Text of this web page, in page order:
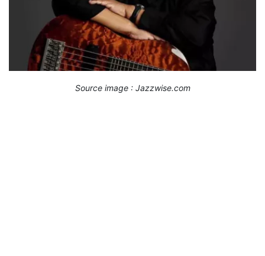
Source image : Jazzwise.com